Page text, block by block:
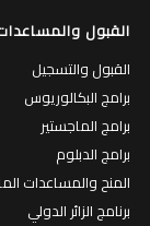
القبول
القبول والتسجيل
برامج البكالوريوس
برامج الماجستير
برامج الدبلوم
المنح والمساعدات
برنامج الزائر الدولي